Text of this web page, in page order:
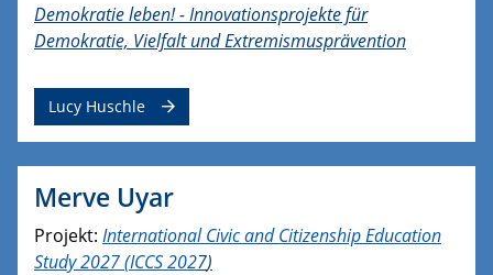
Demokratie leben! - Innovationsprojekte für
Demokratie, Vielfalt und Extremismusprävention
Lucy Huschle
Merve Uyar
Projekt: International Civic and Citizenship Education
Study 2027 (ICCS 2027)